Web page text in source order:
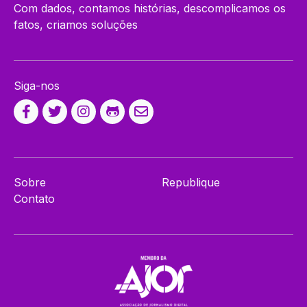
Com dados, contamos histórias, descomplicamos os
fatos, criamos soluções
Siga-nos
Sobre
Contato
Republique